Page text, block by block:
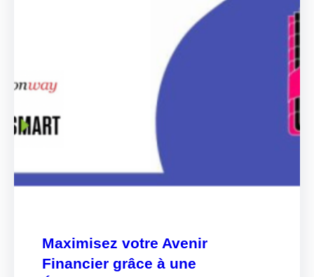
Maximisez votre Avenir
Financier grâce à une